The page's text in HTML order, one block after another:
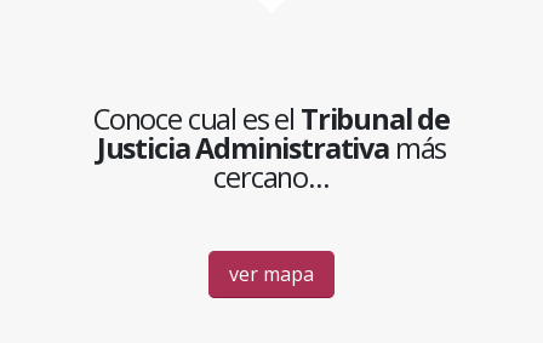
Conoce cual es el Tribunal de
Justicia Administrativamás
cercano...
ver mapa